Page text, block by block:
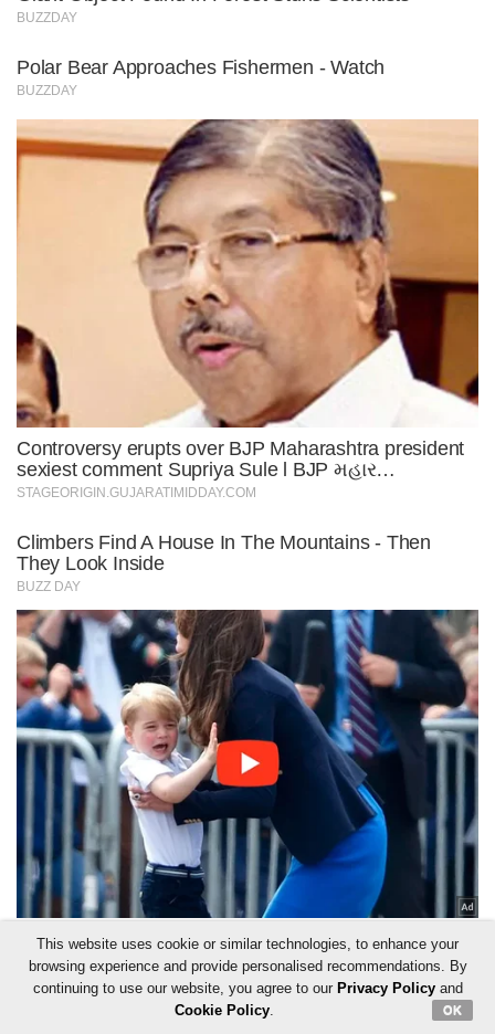
This website uses cookie or similar technologies, to enhance your
browsing experience and provide personalised recommendations. By
continuing to use our website, you agree to our Privacy Policyand
Cookie Policy. OK